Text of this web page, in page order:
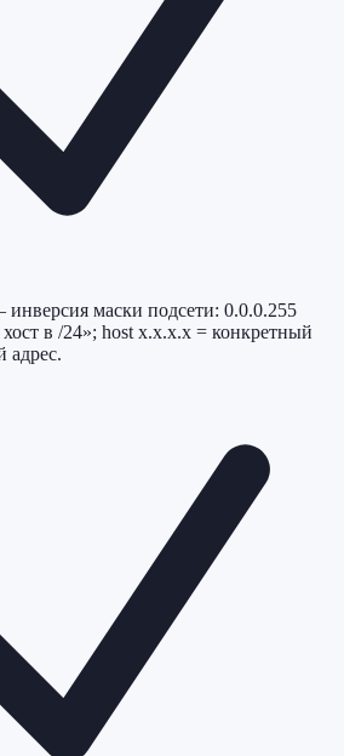
маски подсети: 0.0.0.255
в /24»; host x.x.x.x = конкретный
адрес.